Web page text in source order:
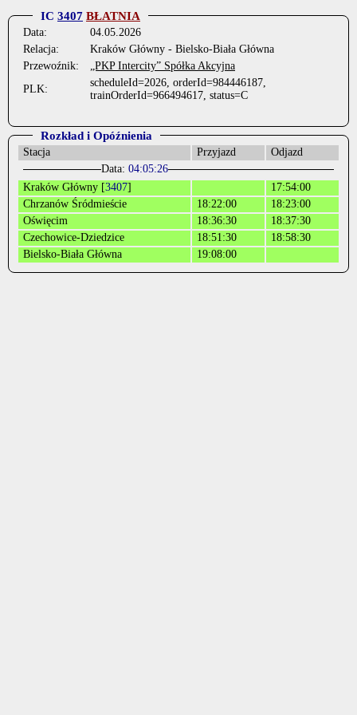
IC 3407 BŁATNIA
Data:
04.05.2026
Relacja:
Kraków Główny - Bielsko-Biała Główna
Przewoźnik:
„PKP Intercity” Spółka Akcyjna
PLK:
scheduleId=2026, orderId=984446187,
trainOrderId=966494617, status=C
Rozkład i Opóźnienia
Stacja Przyjazd
Odjazd
Data: 04:05:26
Kraków Główny [3407]
17:54:00
Chrzanów Śródmieście
18:22:00
18:23:00
Oświęcim
18:36:30
18:37:30
Czechowice-Dziedzice
18:51:30
18:58:30
Bielsko-Biała Główna
19:08:00